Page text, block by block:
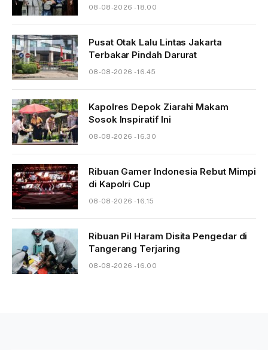
08-08-2026 - 18.00
Pusat Otak Lalu Lintas Jakarta
Terbakar Pindah Darurat
08-08-2026 - 16.45
Kapolres Depok Ziarahi Makam
Sosok Inspiratif Ini
08-08-2026 - 16.30
Ribuan Gamer Indonesia Rebut Mimpi
di Kapolri Cup
08-08-2026 - 16.15
Ribuan Pil Haram Disita Pengedar di
Tangerang Terjaring
08-08-2026 - 16.00